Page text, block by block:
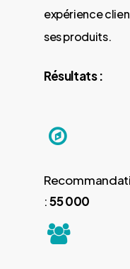
expérience
ses produits.
Résultats :
:55 000